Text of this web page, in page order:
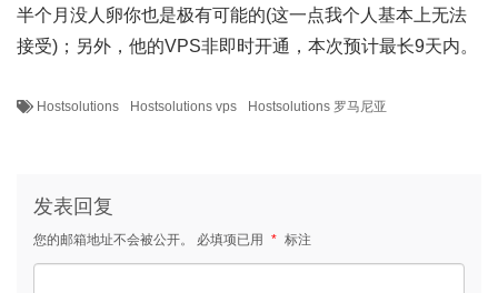
半个月没人卵你也是极有可能的(这一点我个人基本上无法
接受)；另外，他的VPS非即时开通，本次预计最长9天内。
Hostsolutions Hostsolutions vps Hostsolutions 罗马尼亚
发表回复
您的邮箱地址不会被公开。 必填项已用 * 标注